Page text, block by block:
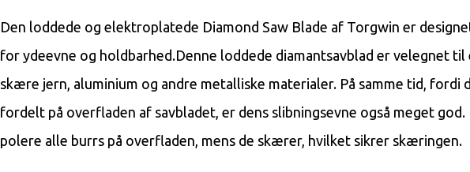
Den loddede og elektroplatede Diamond Saw Blade af Torgwin er
for ydeevne og holdbarhed.Denne loddede diamantsavblad er velegnet
skære jern, aluminium og andre metalliske materialer. På samme tid, fordi
fordelt på overfladen af ​​savbladet, er dens slibningsevne også meget
polere alle burrs på overfladen, mens de skærer, hvilket sikrer skæringen.